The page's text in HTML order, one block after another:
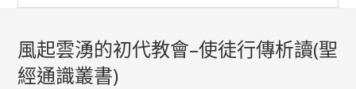
風起雲湧的初代教會–使徒行傳析讀(聖
經通識叢書)